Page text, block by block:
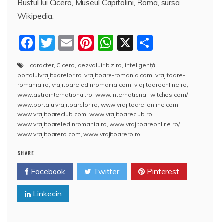
Bustul lui Cicero, Museul Capitolini, Roma, sursa
Wikipedia.
F
c
e
b
o
o
T
w
itt
er
E
m
ai
l
Pi
nt
er
e
st
W
at
s
A
p
p
X
a
rt
aj
e
a
caracter, Cicero dezvaluiribiz.ro inteligenţă
portalulvrajitoarelor.ro vrajitoare-romania.com vrajitoare-
romania.ro vrajitoareledinromania.com vrajitoareonline.ro
www.astrointernational.ro www.international-witches.com/,
www.portalulvrajitoarelor.ro www.vrajitoare-online.com
www.vrajitoareclub.com www.vrajitoareclub.ro
www.vrajitoareledinromania.ro www.vrajitoareonline.ro/,
www.vrajitoarero.com www.vrajitoarero.ro
SHARE
Facebook Twitter Pinterest
Linkedin